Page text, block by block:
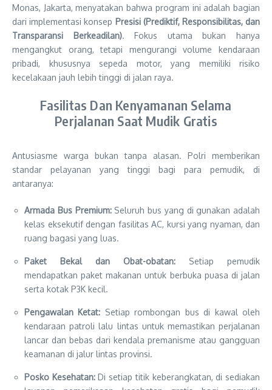
Monas, Jakarta, menyatakan bahwa program ini adalah bagian
dari implementasi konsep Presisi (Prediktif, Responsibilitas, dan
Transparansi Berkeadilan). Fokus utama bukan hanya
mengangkut orang, tetapi mengurangi volume kendaraan
pribadi, khususnya sepeda motor, yang memiliki risiko
kecelakaan jauh lebih tinggi di jalan raya.
Fasilitas Dan Kenyamanan Selama
Perjalanan Saat Mudik Gratis
Antusiasme warga bukan tanpa alasan. Polri memberikan
standar pelayanan yang tinggi bagi para pemudik, di
antaranya:
Armada Bus Premium:Seluruh bus yang di gunakan adalah
kelas eksekutif dengan fasilitas AC, kursi yang nyaman, dan
ruang bagasi yang luas.
Paket Bekal dan Obat-obatan: Setiap pemudik
mendapatkan paket makanan untuk berbuka puasa di jalan
serta kotak P3K kecil.
Pengawalan Ketat: Setiap rombongan bus di kawal oleh
kendaraan patroli lalu lintas untuk memastikan perjalanan
lancar dan bebas dari kendala premanisme atau gangguan
keamanan di jalur lintas provinsi.
Posko Kesehatan:Di setiap titik keberangkatan, di sediakan